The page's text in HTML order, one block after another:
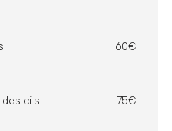
60€
cils 75€